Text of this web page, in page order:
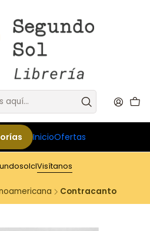
InicioOfertas
Visítanos
Contracanto